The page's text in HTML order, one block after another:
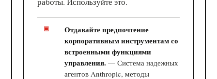
Отдавайте предпочтение
корпоративным инструментам со
встроенными функциями
управления. — Система надежных
агентов Anthropic, методы